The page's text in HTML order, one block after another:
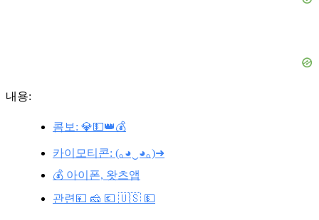
내용:
콤보: 💎💵👑💰
카이모티콘: (｡◕‿◕｡)➜
💰 아이폰, 왓츠앱
관련💴 🧀 💶 🇺🇸 💵